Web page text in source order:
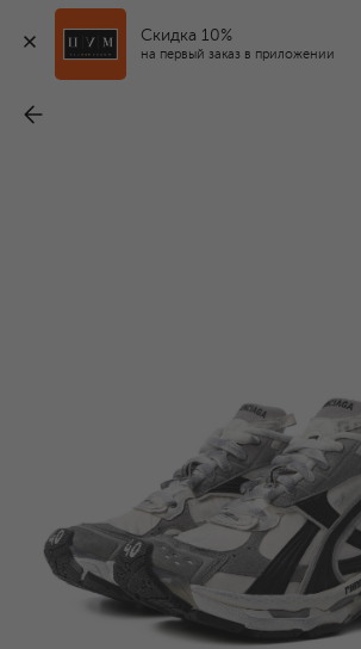
Скидка 10%
на первый заказ в приложении